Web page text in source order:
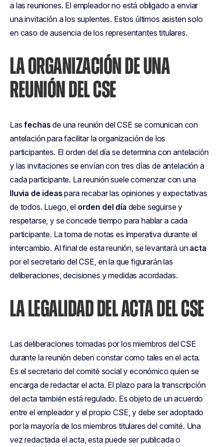
a las reuniones. El empleador no está obligado a enviar
una invitación a los suplentes. Estos últimos asisten solo
en caso de ausencia de los representantes titulares.
LA ORGANIZACIÓN DE UNA
REUNIÓN DEL CSE
Lasfechas de una reunión del CSE se comunican con
antelación para facilitar la organización de los
participantes. El orden del día se determina con antelación
y las invitaciones se envían con tres días de antelación a
cada participante. La reunión suele comenzar con una
lluvia de ideas para recabar las opiniones y expectativas
de todos. Luego, el orden del día debe seguirse y
respetarse, y se concede tiempo para hablar a cada
participante. La toma de notas es imperativa durante el
intercambio. Al final de esta reunión, se levantará un acta
por el secretario del CSE, en la que figurarán las
deliberaciones, decisiones y medidas acordadas.
LA LEGALIDAD DEL ACTA DEL CSE
Las deliberaciones tomadas por los miembros del CSE
durante la reunión deben constar como tales en el acta.
Es el secretario del comité social y económico quien se
encarga de redactar el acta. El plazo para la transcripción
del acta también está regulado. Es objeto de un acuerdo
entre el empleador y el propio CSE, y debe ser adoptado
por la mayoría de los miembros titulares del comité. Una
vez redactada el acta, esta puede ser publicada o